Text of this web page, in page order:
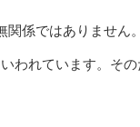
係ではありません
われています。そ